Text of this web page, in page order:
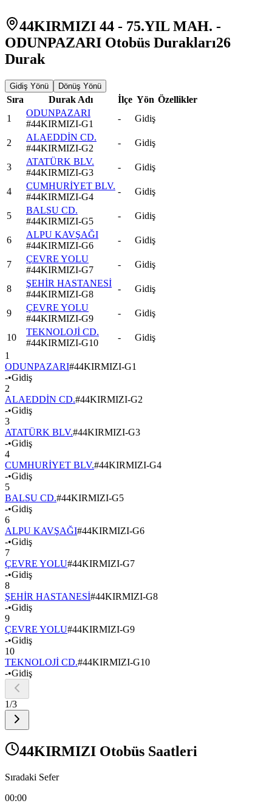
44KIRMIZI 44 - 75.YIL MAH. -
ODUNPAZARI Otobüs Durakları26
Durak
Gidiş Yönü Dönüş Yönü
Sıra Durak Adı İlçe Yön Özellikler
1
ODUNPAZARI
#44KIRMIZI-G1
- Gidiş
2
ALAEDDİN CD.
#44KIRMIZI-G2
- Gidiş
3
ATATÜRK BLV.
#44KIRMIZI-G3
- Gidiş
4
CUMHURİYET BLV.
#44KIRMIZI-G4
- Gidiş
5
BALSU CD.
#44KIRMIZI-G5
- Gidiş
6
ALPU KAVŞAĞI
#44KIRMIZI-G6
- Gidiş
7
ÇEVRE YOLU
#44KIRMIZI-G7
- Gidiş
8
ŞEHİR HASTANESİ
#44KIRMIZI-G8
- Gidiş
9
ÇEVRE YOLU
#44KIRMIZI-G9
- Gidiş
10
TEKNOLOJİ CD.
#44KIRMIZI-G10
-
Gidiş
1
ODUNPAZARI#44KIRMIZI-G1
-•Gidiş
2
ALAEDDİN CD.#44KIRMIZI-G2
-•Gidiş
3
ATATÜRK BLV.#44KIRMIZI-G3
-•Gidiş
4
CUMHURİYET BLV.#44KIRMIZI-G4
-•Gidiş
5
BALSU CD.#44KIRMIZI-G5
-•Gidiş
6
ALPU KAVŞAĞI#44KIRMIZI-G6
-•Gidiş
7
ÇEVRE YOLU#44KIRMIZI-G7
-•Gidiş
8
ŞEHİR HASTANESİ#44KIRMIZI-G8
-•Gidiş
9
ÇEVRE YOLU#44KIRMIZI-G9
-•Gidiş
10
TEKNOLOJİ CD.#44KIRMIZI-G10
-•Gidiş
1/3
44KIRMIZI Otobüs Saatleri
Sıradaki Sefer
00:00